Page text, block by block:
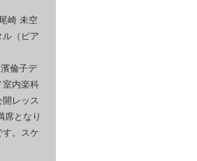
崎 未空
（ピア
倫子デ
室内楽科
レッス
席となり
。スケ